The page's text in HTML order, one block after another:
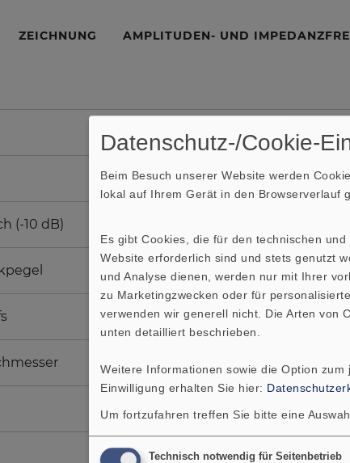
ZEICHNUNG AMPLITUDEN- UND
(-10 dB)
Datenschutz-/Cookie-
Beim Besuch unserer Website werden
lokal auf Ihrem Gerät in den Browserverlauf
Es gibt Cookies, die für den technischen
Website erforderlich sind und stets genutzt
und Analyse dienen, werden nur mit Ihrer
zu Marketingzwecken oder für
verwenden wir generell nicht. Die Arten von
unten detailliert beschrieben.
Weitere Informationen sowie die Option
Einwilligung erhalten Sie hier:
Um fortzufahren treffen Sie bitte eine
Technisch notwendig für Seitenbetrieb